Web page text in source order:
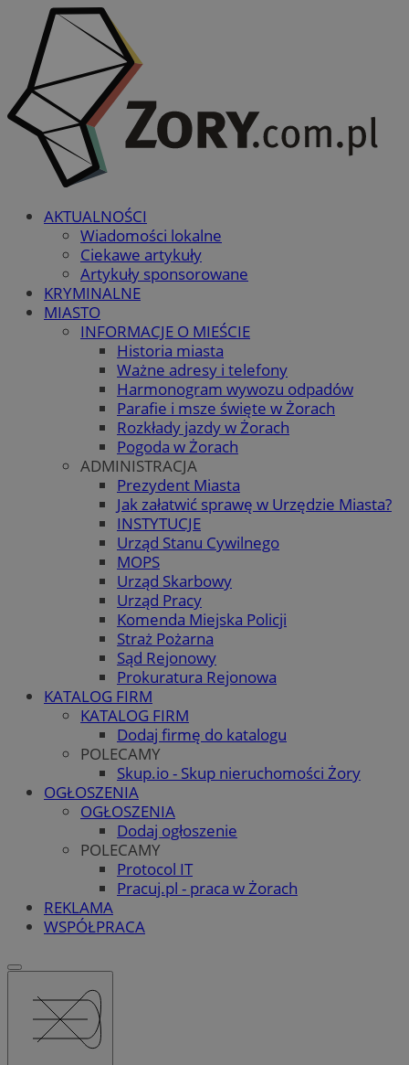
AKTUALNOŚCI
Wiadomości lokalne
Ciekawe artykuły
Artykuły sponsorowane
KRYMINALNE
MIASTO
INFORMACJE O MIEŚCIE
Historia miasta
Ważne adresy i telefony
Harmonogram wywozu odpadów
Parafie i msze święte w Żorach
Rozkłady jazdy w Żorach
Pogoda w Żorach
ADMINISTRACJA
Prezydent Miasta
Jak załatwić sprawę w Urzędzie Miasta?
INSTYTUCJE
Urząd Stanu Cywilnego
MOPS
Urząd Skarbowy
Urząd Pracy
Komenda Miejska Policji
Straż Pożarna
Sąd Rejonowy
Prokuratura Rejonowa
KATALOG FIRM
KATALOG FIRM
Dodaj firmę do katalogu
POLECAMY
Skup.io - Skup nieruchomości Żory
OGŁOSZENIA
OGŁOSZENIA
Dodaj ogłoszenie
POLECAMY
Protocol IT
Pracuj.pl - praca w Żorach
REKLAMA
WSPÓŁPRACA